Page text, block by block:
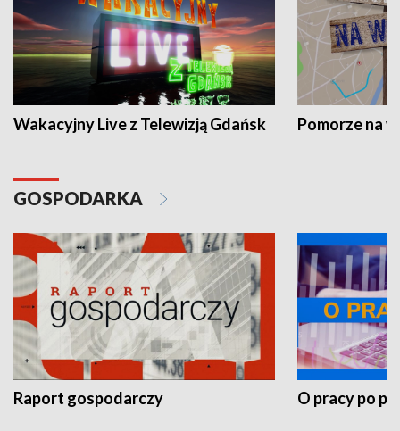
Wakacyjny Live z Telewizją Gdańsk Pomorze na
GOSPODARKA
Raport gospodarczy O pracy po